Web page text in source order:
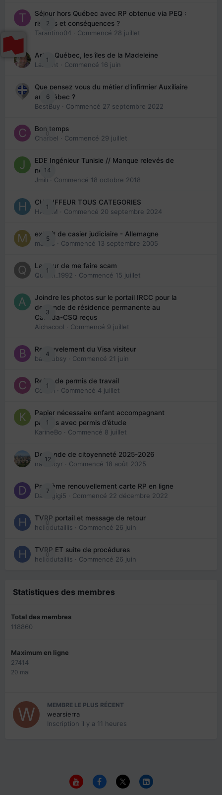
2
Séjour hors Québec avec RP obtenue via PEQ :
risques et conséquences ?
Tarantino04 · Commencé 28 juillet
1
Arte : Québec, les îles de la Madeleine
Laurent · Commencé 16 juin
6
Que pensez vous du métier d'infirmier Auxiliaire
au Québec ?
BestBuy · Commencé 27 septembre 2022
0
Bon temps
Charbel · Commencé 29 juillet
14
EDE Ingénieur Tunisie // Manque relevés de
note
Jmili · Commencé 18 octobre 2018
1
CHAUFFEUR TOUS CATEGORIES
HAZEM · Commencé 20 septembre 2024
5
extrait de casier judiciaire - Allemagne
maries · Commencé 13 septembre 2005
1
La peur de me faire scam
Queen_1992 · Commencé 15 juillet
3
Joindre les photos sur le portail IRCC pour la
demande de résidence permanente au
Canada-CSQ reçus
Aichacool · Commencé 9 juillet
4
Renouvelement du Visa visiteur
babibubsy · Commencé 21 juin
1
Refus de permis de travail
Cedbri · Commencé 4 juillet
1
Papier nécessaire enfant accompagnant
parents avec permis d’étude
KarineBo · Commencé 8 juillet
12
Demande de citoyenneté 2025-2026
nanancyr · Commencé 18 août 2025
7
Problème renouvellement carte RP en ligne
Davidgigi5 · Commencé 22 décembre 2022
0
TVRP portail et message de retour
hellodutaillis · Commencé 26 juin
0
TVRP ET suite de procédures
hellodutaillis · Commencé 26 juin
Statistiques des membres
Total des membres
118860
Maximum en ligne
27414
20 mai
MEMBRE LE PLUS RÉCENT
wearsierra
Inscription il y a 11 heures